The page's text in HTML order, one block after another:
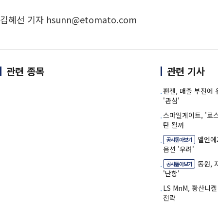
김혜선 기자 hsunn@etomato.com
관련 종목 관련 기사
팬젠, 매출 부진에
'관심'
스마일게이트, '로
탄 될까
공시톺아보기
엘엔
옵션 '우려'
공시톺아보기
동원,
'난항'
LS MnM, 황산니
전략